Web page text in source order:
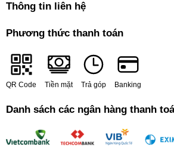
Thông tin liên hệ
Phương thức thanh toán
QR Code Tiền mặt Trả góp Banking
Danh sách các ngân hàng thanh